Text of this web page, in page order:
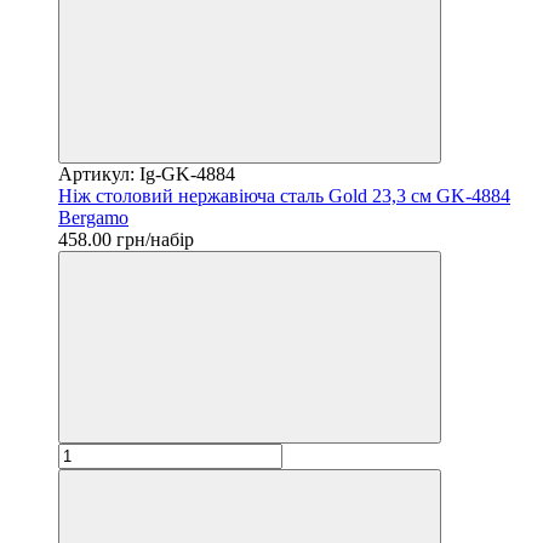
Артикул: Ig-GK-4884
Ніж столовий нержавіюча сталь Gold 23,3 см GK-4884
Bergamo
458.00 грн/набір